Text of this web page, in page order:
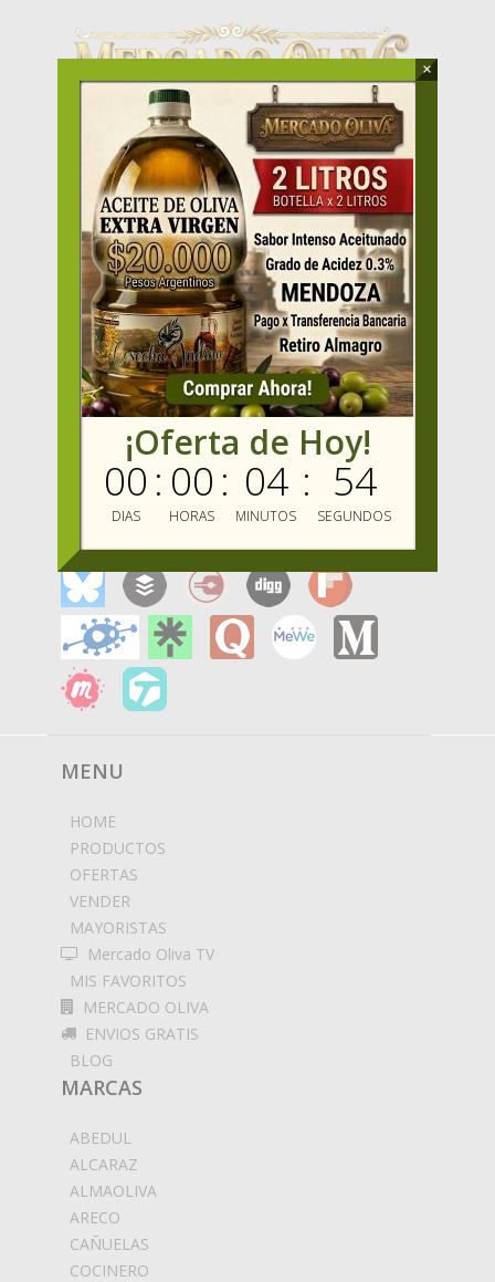
Gallo 510, Almagro, Ciudad Autónoma de Buenos
Aires, ARGENTINA.
Whatsapp:
+54 9 116 140 0770
Email:
info@mercadooliva.com
MENU
HOME
PRODUCTOS
OFERTAS
VENDER
MAYORISTAS
Mercado Oliva TV
MIS FAVORITOS
MERCADO OLIVA
ENVIOS GRATIS
BLOG
MARCAS
ABEDUL
ALCARAZ
ALMAOLIVA
ARECO
CAÑUELAS
COCINERO
¡Oferta de Hoy!
00
DIAS
: 00
HORAS
: 04
MINUTOS
: 53
SEGUNDOS
×